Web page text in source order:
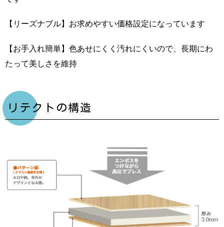
【リーズナブル】お求めやすい価格設定になっています
【お手入れ簡単】色あせにくく汚れにくいので、長期にわ
たって美しさを維持
リテクトの構造